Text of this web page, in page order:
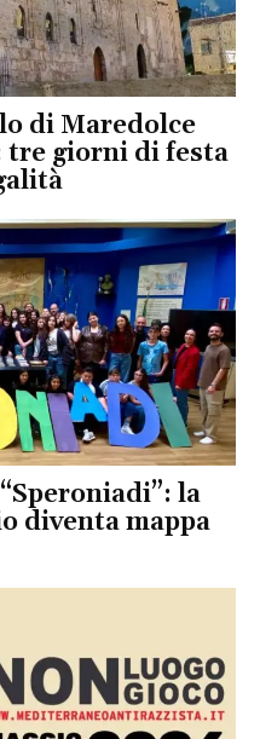
di Maredolce
tre giorni di festa
la
diventa mappa